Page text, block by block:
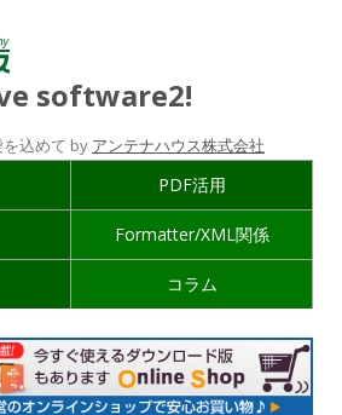
software2!
込めて by アンテナハウス株式会社
PDF活用
Formatter/XML関係
コラム